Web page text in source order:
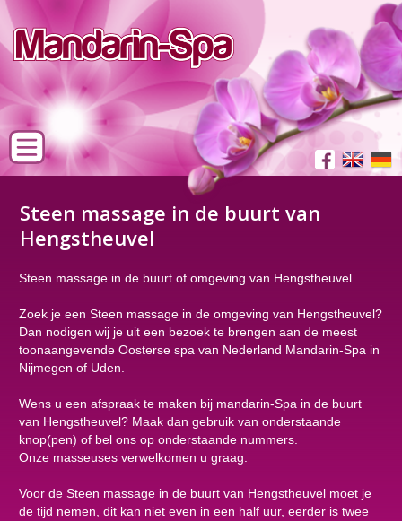
Steen massage in de buurt van
Hengstheuvel
Steen massage in de buurt of omgeving van Hengstheuvel
Zoek je een Steen massage in de omgeving van Hengstheuvel?
Dan nodigen wij je uit een bezoek te brengen aan de meest
toonaangevende Oosterse spa van Nederland Mandarin-Spa in
Nijmegen of Uden.
Wens u een afspraak te maken bij mandarin-Spa in de buurt
van Hengstheuvel? Maak dan gebruik van onderstaande
knop(pen) of bel ons op onderstaande nummers.
Onze masseuses verwelkomen u graag.
Voor de Steen massage in de buurt van Hengstheuvel moet je
de tijd nemen, dit kan niet even in een half uur, eerder is twee